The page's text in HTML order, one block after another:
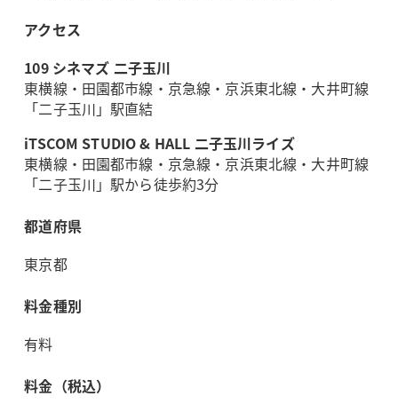
アクセス
109 シネマズ 二子玉川
東横線・田園都市線・京急線・京浜東北線・大井町線
「二子玉川」駅直結
iTSCOM STUDIO & HALL 二子玉川ライズ
東横線・田園都市線・京急線・京浜東北線・大井町線
「二子玉川」駅から徒歩約3分
都道府県
東京都
料金種別
有料
料金（税込）